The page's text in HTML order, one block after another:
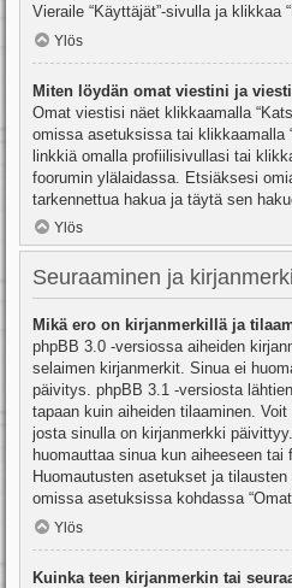
Vieraile “Käyttäjät”-sivulla ja klikkaa
Ylös
Miten löydän omat viestini ja
Omat viestisi näet klikkaamalla
omissa asetuksissa tai klikkaamalla
linkkiä omalla profiilisivullasi tai
foorumin ylälaidassa. Etsiäksesi
tarkennettua hakua ja täytä sen
Ylös
Seuraaminen ja
Mikä ero on kirjanmerkillä ja
phpBB 3.0 -versiossa aiheiden
selaimen kirjanmerkit. Sinua ei
päivitys. phpBB 3.1 -versiosta
tapaan kuin aiheiden tilaaminen.
josta sinulla on kirjanmerkki
huomauttaa sinua kun aiheeseen
Huomautusten asetukset ja
omissa asetuksissa kohdassa
Ylös
Kuinka teen kirjanmerkin tai